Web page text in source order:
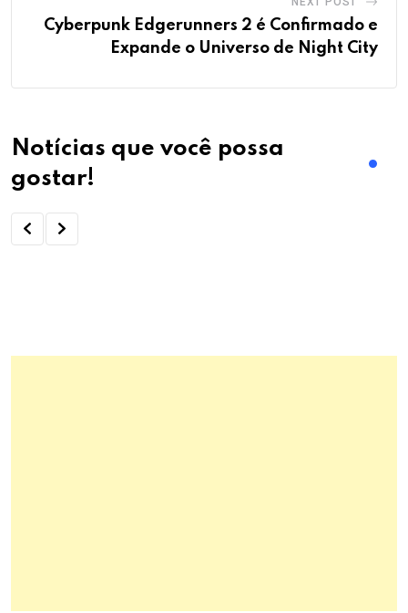
Cyberpunk Edgerunners 2 é Confirmado e
Expande o Universo de Night City
Notícias que você possa
gostar!